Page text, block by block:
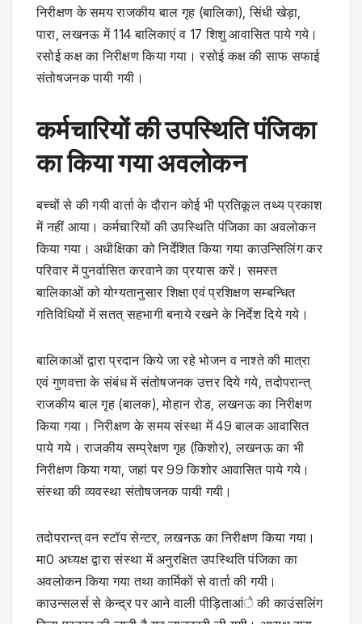
निरीक्षण के समय राजकीय बाल गृह (बालिका), सिंधी खेड़ा,
पारा, लखनऊ में 114 बालिकाएं व 17 शिशु आवासित पाये गये।
रसोई कक्ष का निरीक्षण किया गया। रसोई कक्ष की साफ सफाई
संतोषजनक पायी गयी।
कर्मचारियों की उपस्थिति पंजिका
का किया गया अवलोकन
बच्चों से की गयी वार्ता के दौरान कोई भी प्रतिकूल तथ्य प्रकाश
में नहीं आया। कर्मचारियों की उपस्थिति पंजिका का अवलोकन
किया गया। अधीक्षिका को निर्देशित किया गया काउन्सिलिंग कर
परिवार में पुनर्वासित करवाने का प्रयास करें। समस्त
बालिकाओं को योग्यतानुसार शिक्षा एवं प्रशिक्षण सम्बन्धित
गतिविधियों में सतत् सहभागी बनाये रखने के निर्देश दिये गये।
बालिकाओं द्वारा प्रदान किये जा रहे भोजन व नाश्ते की मात्रा
एवं गुणवत्ता के संबंध में संतोषजनक उत्तर दिये गये, तदोपरान्त्
राजकीय बाल गृह (बालक), मोहान रोड, लखनऊ का निरीक्षण
किया गया। निरीक्षण के समय संस्था में 49 बालक आवासित
पाये गये। राजकीय सम्प्रेक्षण गृह (किशोर), लखनऊ का भी
निरीक्षण किया गया, जहां पर 99 किशोर आवासित पाये गये।
संस्था की व्यवस्था संतोषजनक पायी गयी।
तदोपरान्त् वन स्टॉप सेन्टर, लखनऊ का निरीक्षण किया गया।
मा0 अध्यक्ष द्वारा संस्था में अनुरक्षित उपस्थिति पंजिका का
अवलोकन किया गया तथा कार्मिकों से वार्ता की गयी।
काउन्सलर्स से केन्द्र पर आने वाली पीड़िताआंे की काउंसलिंग